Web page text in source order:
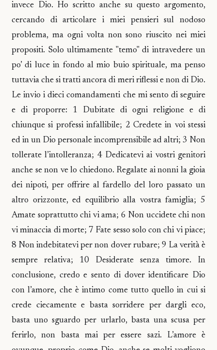
invece Dio. Ho scritto anche su questo argomento,
cercando di articolare i miei pensieri sul nodoso
problema, ma ogni volta non sono riuscito nei miei
propositi. Solo ultimamente "temo" di intravedere un
po’ di luce in fondo al mio buio spirituale, ma penso
tuttavia che si tratti ancora di meri riflessi e non di Dio.
Le invio i dieci comandamenti che mi sento di seguire
e di proporre: 1 Dubitate di ogni religione e di
chiunque si professi infallibile; 2 Credete in voi stessi
ed in un Dio personale incomprensibile ad altri; 3 Non
tollerate l’intolleranza; 4 Dedicatevi ai vostri genitori
anche se non ve lo chiedono. Regalate ai nonni la gioia
dei nipoti, per offrire al fardello del loro passato un
altro orizzonte, ed equilibrio alla vostra famiglia; 5
Amate soprattutto chi vi ama; 6 Non uccidete chi non
vi minaccia di morte; 7 Fate sesso solo con chi vi piace;
8 Non indebitatevi per non dover rubare; 9 La verità è
sempre relativa; 10 Desiderate senza timore. In
conclusione, credo e sento di dover identificare Dio
con l’amore, che è intimo come tutto quello in cui si
crede ciecamente e basta sorridere per dargli eco,
basta uno sguardo per urlarlo, basta una scusa per
ferirlo, non basta mai per essere sazi. L’amore è